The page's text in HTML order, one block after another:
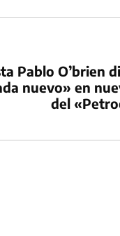
Pablo O’brien
nuevo» en
del